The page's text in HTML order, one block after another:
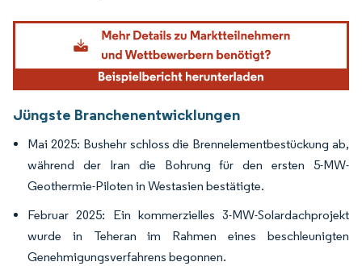
Bild © Mordor Intelligence. Wiederverwendung erfordert Namensnennung gemäß
Jüngste Branchenentwicklungen
Mai 2025: Bushehr schloss die Brennelementbestückung ab,
während der Iran die Bohrung für den ersten 5-MW-
Geothermie-Piloten in Westasien bestätigte.
Februar 2025: Ein kommerzielles 3-MW-Solardachprojekt
wurde in Teheran im Rahmen eines beschleunigten
Genehmigungsverfahrens begonnen.